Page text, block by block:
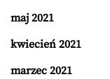
maj 2021
kwiecień 2021
marzec 2021